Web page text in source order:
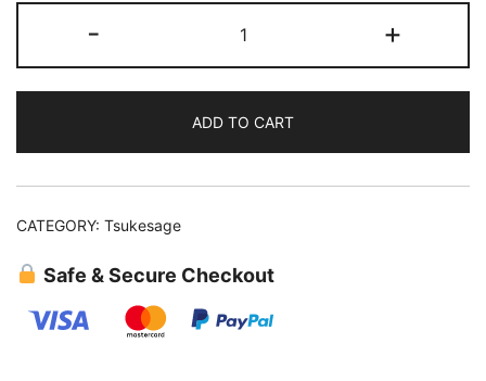
-
(12)
quantity
+
ADD TO CART
CATEGORY: Tsukesage
Safe & Secure Checkout